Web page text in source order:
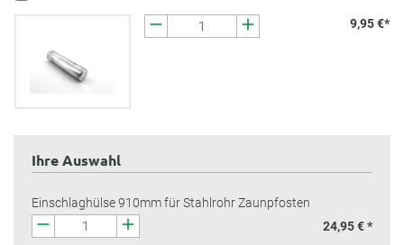
9,95 €*
Ihre Auswahl
Einschlaghülse 910mm für Stahlrohr Zaunpfosten
24,95 € *